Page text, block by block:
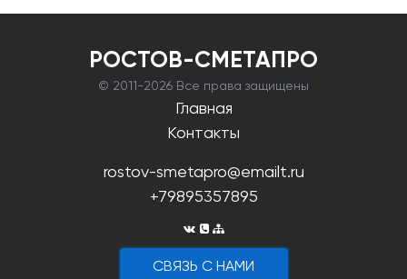
РОСТОВ-СМЕТАПРО
© 2011-2026 Все права защищены
Главная
Контакты
rostov-smetapro@emailt.ru
+79895357895
CВЯЗЬ С НАМИ